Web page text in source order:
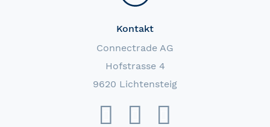
Kontakt
Connectrade AG
Hofstrasse 4
9620 Lichtensteig